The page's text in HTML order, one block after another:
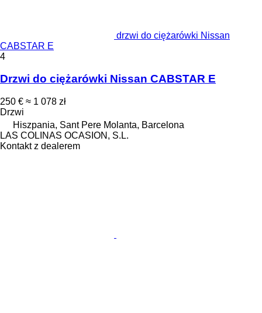
drzwi do ciężarówki Nissan
CABSTAR E
4
Drzwi do ciężarówki Nissan CABSTAR E
250 € ≈ 1 078 zł
Drzwi
Hiszpania, Sant Pere Molanta, Barcelona
LAS COLINAS OCASION, S.L.
Kontakt z dealerem